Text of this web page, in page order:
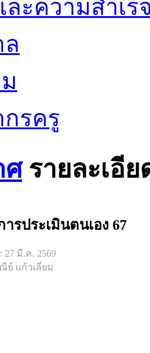
ะความสำเร็
รครู
ศ รายละเอีย
รประเมินตนเอง 67
มี.ค. 2569
ย์ แก้วเลี่ยม